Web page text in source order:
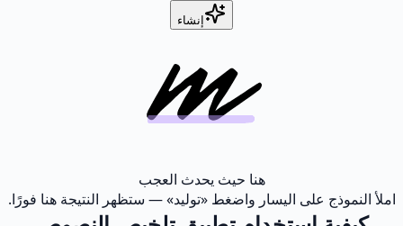
إنشاء
هنا حيث يحدث العجب
املأ النموذج على اليسار واضغط «توليد» — ستظهر النتيجة هنا فورًا.